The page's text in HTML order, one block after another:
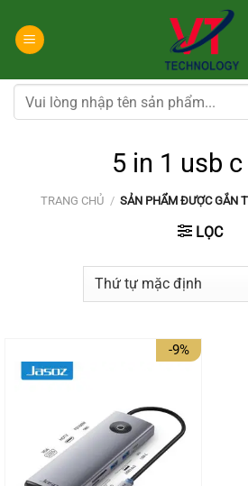
đến
dung
Tìm
kiếm:
5 in 1 usb
TRANG CHỦ / SẢN PHẨM ĐƯỢC GẮN
LỌC
-9%